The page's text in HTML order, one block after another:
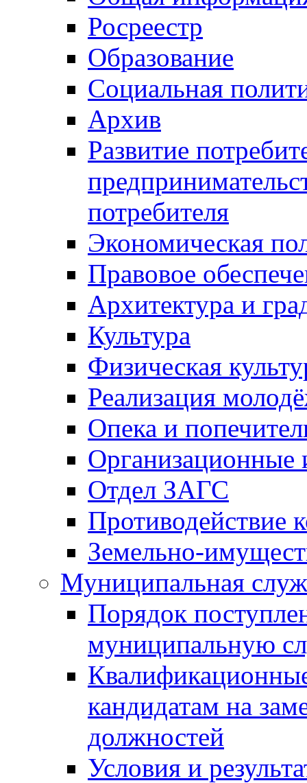
Росреестр
Образование
Социальная
Архив
Развитие
потребителя
Экономическая
Правовое
Архитектура и
Культура
Физическая
Реализация
Опека и
Отдел ЗАГС
Противодействие
Земельно-
Муниципальная
Порядок
муниципальную
кандидатам на
должностей
Условия и